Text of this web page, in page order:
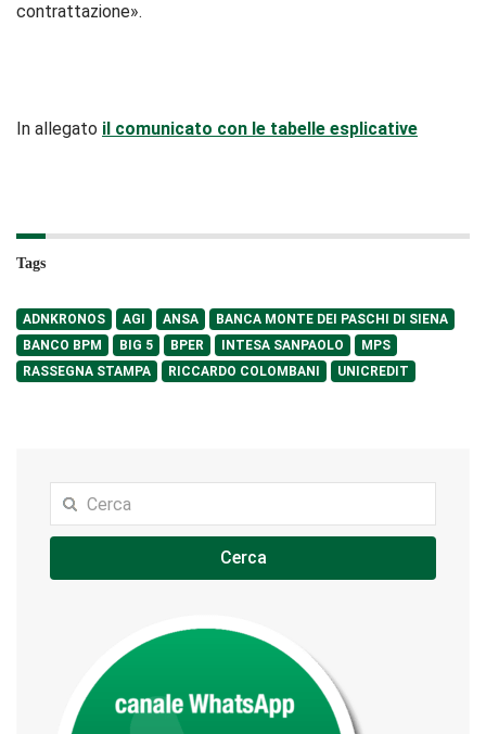
contrattazione».
In allegato il comunicato con le tabelle esplicative
Tags
ADNKRONOS AGI ANSA
BANCA MONTE DEI PASCHI DI SIENA
BANCO BPM
BIG 5 BPER INTESA SANPAOLO
MPS
RASSEGNA STAMPA
RICCARDO COLOMBANI UNICREDIT
Cerca